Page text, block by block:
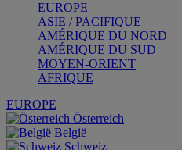
EUROPE
ASIE / PACIFIQUE
AMÉRIQUE DU NORD
AMÉRIQUE DU SUD
MOYEN-ORIENT
AFRIQUE
EUROPE
Österreich
België
Schweiz